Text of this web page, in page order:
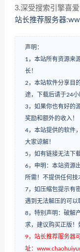
3.深受搜索引擎喜
站长推荐服务器
声明：
1，本站所有资源来
长！
2，本站软件分享目
途，下载后请于24
3，如果你也有好的
奖励和额外的收入！
4，本站提供的软件
大家谅解！
5，如有链接无法下
6，申明：本站资源
所需！不提供任何技
7，如压缩包提示有
遇到无法解压的可以
8，特别声明：破解
求，建议购买正版！
9，站长推荐服务器
址：